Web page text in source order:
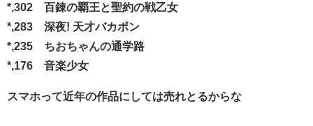
*,302 百錬の覇王と聖約の戦乙女
*,283 深夜! 天才バカボン
*,235 ちおちゃんの通学路
*,176 音楽少女
スマホって近年の作品にしては売れとるからな